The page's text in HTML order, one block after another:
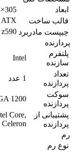
ابعاد
305×234 میلی‌متر
قالب ساخت
ATX
چیپست مادربرد z590
پردازنده
پلتفرم
سازنده
Intel
تعداد
پردازنده
1 عدد
سوکت
پردازنده
1200
پشتیبانی از
پردازنده
Core,
رم
نوع رم